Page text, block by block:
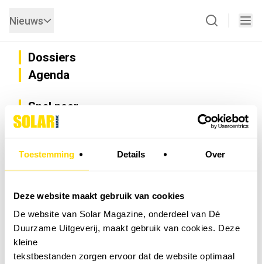
Toestemming Details Over
Deze website maakt gebruik van cookies
De website van Solar Magazine, onderdeel van Dé
Duurzame Uitgeverij, maakt gebruik van cookies. Deze
kleine
tekstbestanden zorgen ervoor dat de website optimaal
Nieuws
Dossiers
Agenda
Snel naar
Privacy
Nieuwsbrief
Vacatures
Installateurzoeker
Cookievoorkeuren wijzigen
English